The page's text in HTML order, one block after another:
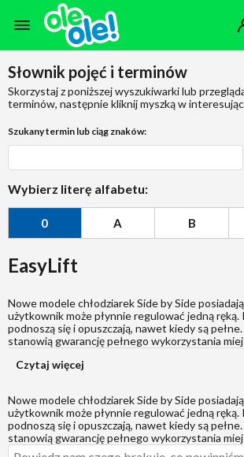
Przejdź do zawartości strony
Przejdź do wyszukiwarki
Przejdź do kategorii
Przejdź do stopki
OTWÓRZ
MENU
Słownik pojęć i terminów
Skorzystaj z poniższej wyszukiwarki lub
terminów, następnie kliknij myszką w
Szukany termin lub ciąg znaków:
Wybierz literę alfabetu:
0 A B
EasyLift
Nowe modele chłodziarek Side by Side
użytkownik może płynnie regulować jedną ręką.
podnoszą się i opuszczają, nawet kiedy są
stanowią gwarancję pełnego wykorzystania
Czytaj więcej
Nowe modele chłodziarek Side by Side
użytkownik może płynnie regulować jedną ręką.
podnoszą się i opuszczają, nawet kiedy są
stanowią gwarancję pełnego wykorzystania